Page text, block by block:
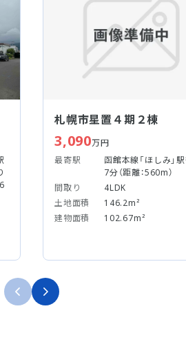
札幌市星置４期２棟
3,090万円
最寄駅
函館本線「ほしみ」
7分（距離：560m）
間取り
4LDK
土地面積
146.2m²
建物面積
102.67m²